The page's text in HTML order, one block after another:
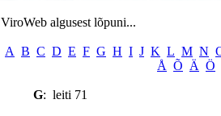
ViroWeb algusest lõpuni...
A B C D E F G H I J K L M N
Å Õ Ä Ö
G: leiti 71